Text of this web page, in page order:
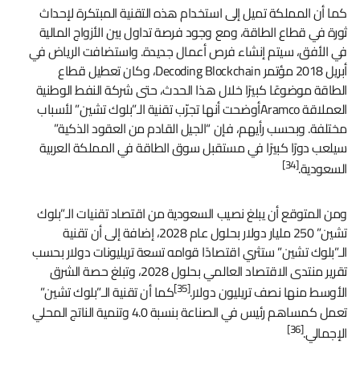
كما أن المملكة تميل إلى استخدام هذه التقنية المبتكرة لإحداث
ثورة في قطاع الطاقة، ومع وجود فرصة تداول بين الأزواج المالية
في الأفق، سيتم إنشاء فرص أعمال جديدة. واستضافت الرياض في
أبريل 2018 مؤتمر Decoding Blockchain، وكان تعطيل قطاع
الطاقة موضوعًا كبيرًا خلال هذا الحدث، حتى شركة النفط الوطنية
العملاقة Aramcoأوضحت أنها تجرّب تقنية الـ”بلوك تشين” لأسباب
مختلفة. وبحسب رأيهم، فإن “الجيل القادم من العقود الذكية”
سيلعب دورًا كبيرًا في مستقبل سوق الطاقة في المملكة العربية
السعودية.[34]
ومن المتوقع أن يبلغ نصيب السعودية من اقتصاد تقنيات الـ”بلوك
تشين” 250 مليار دولار بحلول عام 2028، إضافة إلى أن تقنية
الـ”بلوك تشين” ستثري اقتصادًا قوامه تسعة تريليونات دولار بحسب
تقرير منتدى الاقتصاد العالمي بحلول 2028، وتبلغ حصة الشرق
الأوسط منها نصف تريليون دولار.[35]
كما أن تقنية الـ”بلوك تشين”
تعمل كمساهم رئيس في الصناعة بنسبة 4.0 وتنمية الناتج المحلي
الإجمالي.[36]